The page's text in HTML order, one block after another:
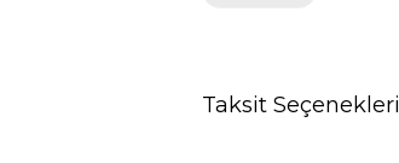
Taksit Seçenekleri